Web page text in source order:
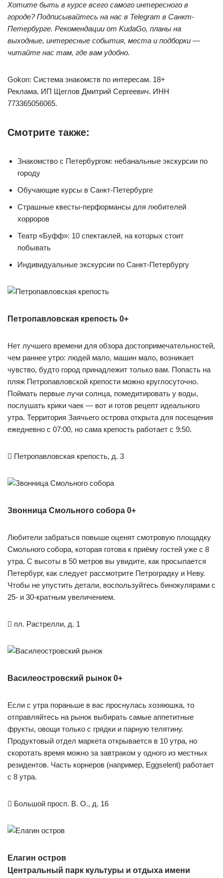
Хотите быть в курсе всего самого интересного в
городе? Подписывайтесь на нас в Telegram в Санкт-
Петербурге. Рекомендации от KudaGo, планы на
выходные, интересные события, места и подборки —
читайте нас там, где вам удобно.
Gokon: Система знакомств по интересам. 18+
Реклама. ИП Щеглов Дмитрий Сергеевич. ИНН
773365056065.
Смотрите также:
Знакомство с Петербургом: небанальные экскурсии по
городу
Обучающие курсы в Санкт-Петербурге
Страшные квесты-перформансы для любителей
хорроров
Театр «Буфф»: 10 спектаклей, на которых стоит
побывать
Индивидуальные экскурсии по Санкт-Петербургу
Петропавловская крепость 0+
Нет лучшего времени для обзора достопримечательностей,
чем раннее утро: людей мало, машин мало, возникает
чувство, будто город принадлежит только вам. Попасть на
пляж Петропавловской крепости можно круглосуточно.
Поймать первые лучи солнца, помедитировать у воды,
послушать крики чаек — вот и готов рецепт идеального
утра. Территория Заячьего острова открыта для посещения
ежедневно с 07:00, но сама крепость работает с 9:50.
 Петропавловская крепость, д. 3
Звонница Смольного собора 0+
Любители забраться повыше оценят смотровую площадку
Смольного собора, которая готова к приёму гостей уже с 8
утра. С высоты в 50 метров вы увидите, как просыпается
Петербург, как следует рассмотрите Петроградку и Неву.
Чтобы не упустить детали, воспользуйтесь бинокулярами с
25- и 30-кратным увеличением.
 пл. Растрелли, д. 1
Василеостровский рынок 0+
Если с утра пораньше в вас проснулась хозяюшка, то
отправляйтесь на рынок выбирать самые аппетитные
фрукты, овощи только с грядки и парную телятину.
Продуктовый отдел маркета открывается в 10 утра, но
скоротать время можно за завтраком у одного из местных
резидентов. Часть корнеров (например, Eggselent) работает
с 8 утра.
 Большой просп. В. О., д. 16
Елагин остров
Центральный парк культуры и отдыха имени